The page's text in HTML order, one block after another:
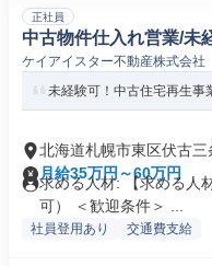
正社員
中古物件仕入れ営業/未
ケイアイスター不動産株式会社
未経験可！中古住宅再生事
北海道札幌市東区伏古三
月給35万円～60万円
求める人材: 【求める人
可） ＜歓迎条件＞ ...
社員登用あり 交通費支給